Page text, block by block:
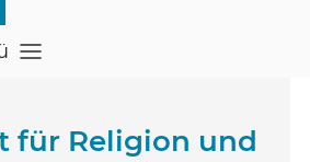
öffnen
für Religion und